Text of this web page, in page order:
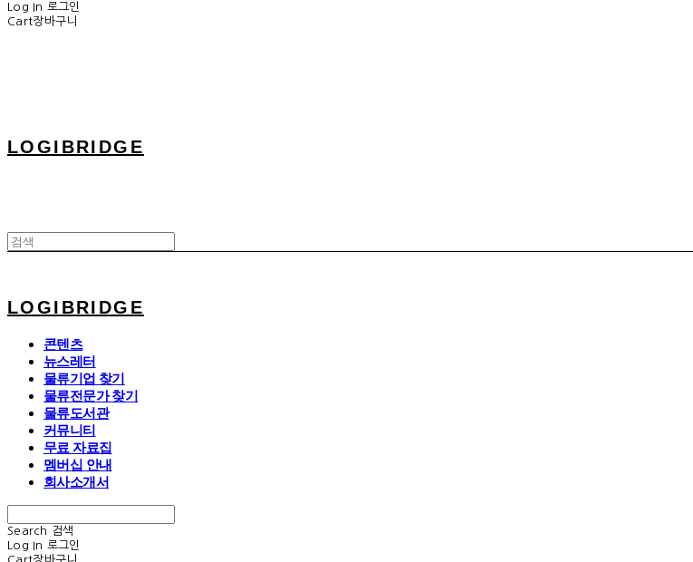
Log In 로그인
Cart장바구니
LOGIBRIDGE
LOGIBRIDGE
콘텐츠
뉴스레터
물류기업 찾기
물류전문가 찾기
물류도서관
커뮤니티
무료 자료집
멤버십 안내
회사소개서
Search
검색
Log In 로그인